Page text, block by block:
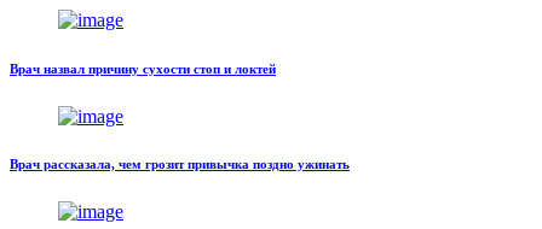
Врач назвал причину сухости стоп и локтей
Врач рассказала, чем грозит привычка поздно ужинать